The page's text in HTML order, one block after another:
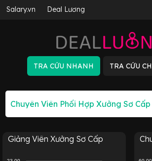
Salary.vn Deal Lương
Giảng Viên Xưởng Sơ Cấp